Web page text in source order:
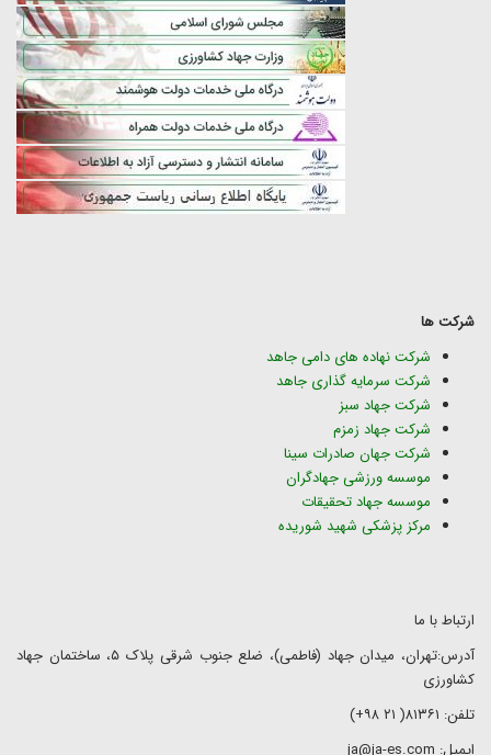
شرکت ها
شرکت نهاده های دامی جاهد
شرکت سرمایه گذاری جاهد
شرکت جهاد سبز
شرکت جهاد زمزم
شرکت جهان صادرات سینا
موسسه ورزشی جهادگران
موسسه جهاد تحقیقات
مرکز پزشکی شهید شوریده
ارتباط با ما
آدرس:تهران، میدان جهاد (فاطمی)، ضلع جنوب شرقی پلاک ۵، ساختمان جهاد
کشاورزی
تلفن: ۸۱۳۶۱( ۲۱ ۹۸+)
ایمیل: ja@ja-es.com